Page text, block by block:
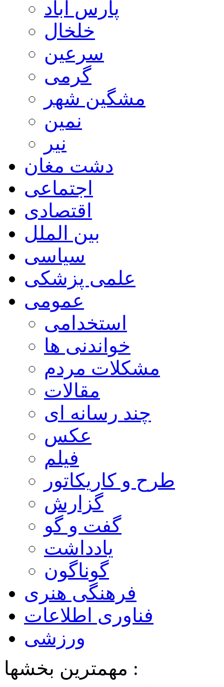
پارس آباد
خلخال
سرعین
گرمی
مشگین شهر
نمین
نیر
دشت مغان
اجتماعی
اقتصادی
بین الملل
سیاسی
علمی پزشکی
عمومی
استخدامی
خواندنی ها
مشکلات مردم
مقالات
چند رسانه ای
عکس
فیلم
طرح و کاریکاتور
گزارش
گفت و گو
یادداشت
گوناگون
فرهنگی هنری
فناوری اطلاعات
ورزشی
مهمترین بخشها :